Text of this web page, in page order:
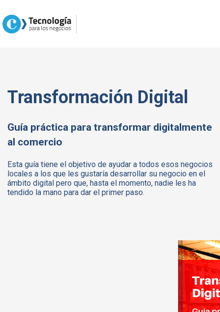
Transformación Digital
Guía práctica para transformar digitalmente
al comercio
Esta guía tiene el objetivo de ayudar a todos esos negocios
locales a los que les gustaría desarrollar su negocio en el
ámbito digital pero que, hasta el momento, nadie les ha
tendido la mano para dar el primer paso.